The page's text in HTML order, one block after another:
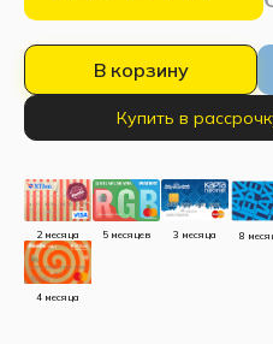
В корзину
Купить в
2 месяца 5 месяцев 3 месяца 8
4 месяца